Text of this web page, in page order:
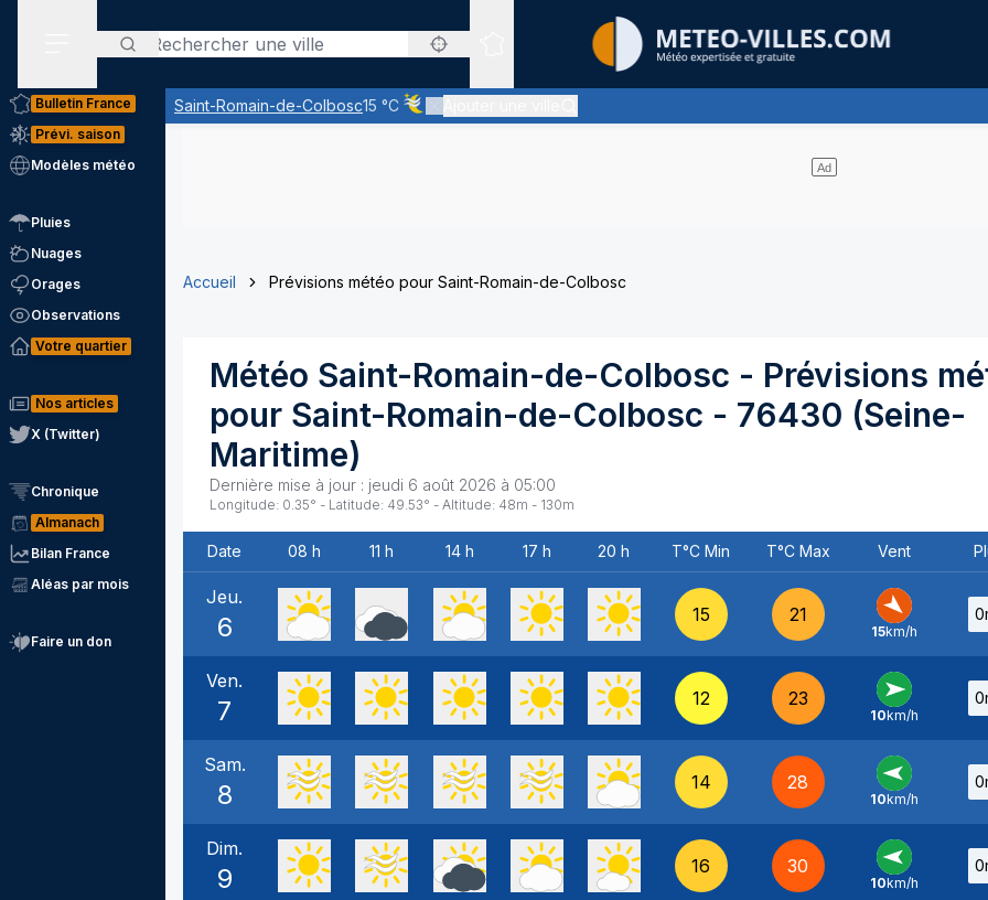
Rechercher
Sites expertis&eacute;s
Saint-Romain-de-Colbosc15 °C
Ciel voilé par des nuages d'altitude, ternissant plus ou moins l'éclat du soleil
Bulletin France
Prévi. saison
Modèles météo
Pluies
Nuages
Orages
Observations
Votre quartier
Nos articles
X (Twitter)
Chronique
Almanach
Bilan France
Aléas par mois
Faire un don
Accueil Prévisions météo pour Saint-Romain-de-Colbosc
Météo Saint-Romain-de-Colbosc - Prévisions
pour Saint-Romain-de-Colbosc - 76430 (Seine-
Maritime)
Dernière mise à jour : jeudi 6 août 2026 à 05:00
Longitude: 0.35° - Latitude: 49.53° - Altitude: 48m - 130m
Date 08 h 11 h 14 h 17 h 20 h T°C Min T°C Max Vent
Jeu.
6 15 21
NO
15km/h
Ven.
7 12 23
O -
10km/h
Sam.
8 14 28
E -
10km/h
Dim.
9 16 30
E -
10km/h